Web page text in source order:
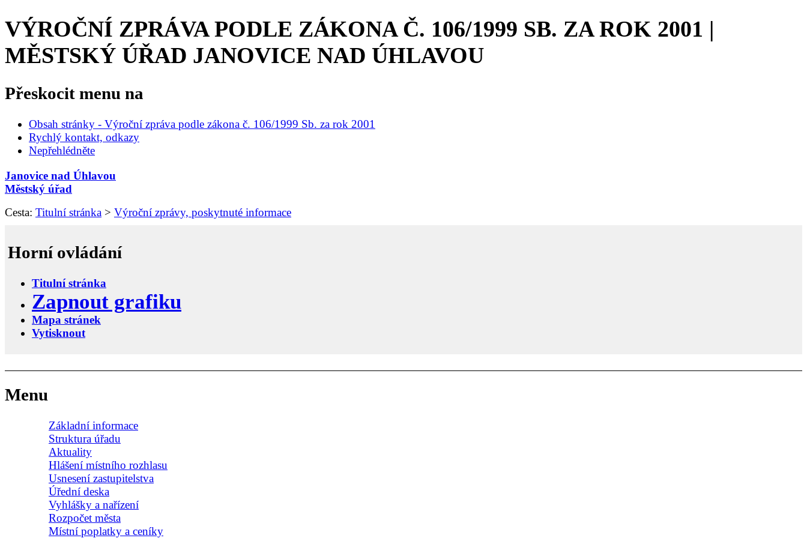
VÝROČNÍ ZPRÁVA PODLE ZÁKONA Č. 106/1999 SB. ZA ROK 2001 |
MĚSTSKÝ ÚŘAD JANOVICE NAD ÚHLAVOU
Přeskocit menu na
Obsah stránky - Výroční zpráva podle zákona č. 106/1999 Sb. za rok 2001
Rychlý kontakt, odkazy
Nepřehlédněte
Janovice nad Úhlavou
Městský úřad
Cesta: Titulní stránka > Výroční zprávy, poskytnuté informace
Horní ovládání
Titulní stránka
Zapnout grafiku
Mapa stránek
Vytisknout
Menu
Základní informace
Struktura úřadu
Aktuality
Hlášení místního rozhlasu
Usnesení zastupitelstva
Úřední deska
Vyhlášky a nařízení
Rozpočet města
Místní poplatky a ceníky